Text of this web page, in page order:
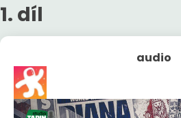
1. díl
audio